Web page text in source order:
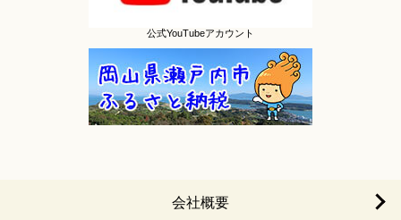
公式YouTubeアカウント
会社概要